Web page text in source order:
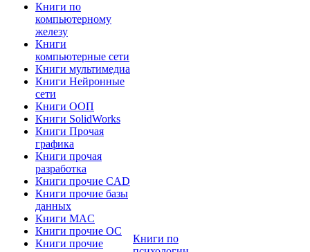
Книги по
компьютерному
железу
Книги
компьютерные сети
Книги мультимедиа
Книги Нейронные
сети
Книги ООП
Книги SolidWorks
Книги Прочая
графика
Книги прочая
разработка
Книги прочие CAD
Книги прочие базы
данных
Книги MAC
Книги прочие ОС
Книги прочие
Книги по